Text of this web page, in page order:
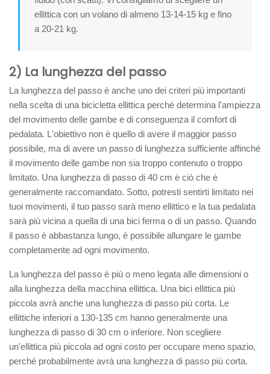
ellittica con un volano di almeno 13-14-15 kg e fino
a 20-21 kg.
2) La lunghezza del passo
La lunghezza del passo è anche uno dei criteri più importanti
nella scelta di una bicicletta ellittica perché determina l'ampiezza
del movimento delle gambe e di conseguenza il comfort di
pedalata. L'obiettivo non è quello di avere il maggior passo
possibile, ma di avere un passo di lunghezza sufficiente affinché
il movimento delle gambe non sia troppo contenuto o troppo
limitato. Una lunghezza di passo di 40 cm è ciò che è
generalmente raccomandato. Sotto, potresti sentirti limitato nei
tuoi movimenti, il tuo passo sarà meno ellittico e la tua pedalata
sarà più vicina a quella di una bici ferma o di un passo. Quando
il passo è abbastanza lungo, è possibile allungare le gambe
completamente ad ogni movimento.
La lunghezza del passo è più o meno legata alle dimensioni o
alla lunghezza della macchina ellittica. Una bici ellittica più
piccola avrà anche una lunghezza di passo più corta. Le
ellittiche inferiori a 130-135 cm hanno generalmente una
lunghezza di passo di 30 cm o inferiore. Non scegliere
un'ellittica più piccola ad ogni costo per occupare meno spazio,
perché probabilmente avrà una lunghezza di passo più corta.